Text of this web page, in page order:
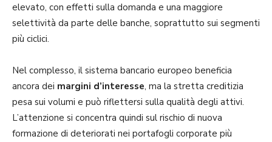
elevato, con effetti sulla domanda e una maggiore
selettività da parte delle banche, soprattutto sui segmenti
più ciclici.
Nel complesso, il sistema bancario europeo beneficia
ancora dei margini d’interesse, ma la stretta creditizia
pesa sui volumi e può riflettersi sulla qualità degli attivi.
L’attenzione si concentra quindi sul rischio di nuova
formazione di deteriorati nei portafogli corporate più